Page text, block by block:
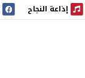
إذاعة النجاح
إذاعة النجاح